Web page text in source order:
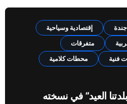
إقتصادية وسياحية
متفرقات
فنية
محطات كلامية
العيد” في نسخته